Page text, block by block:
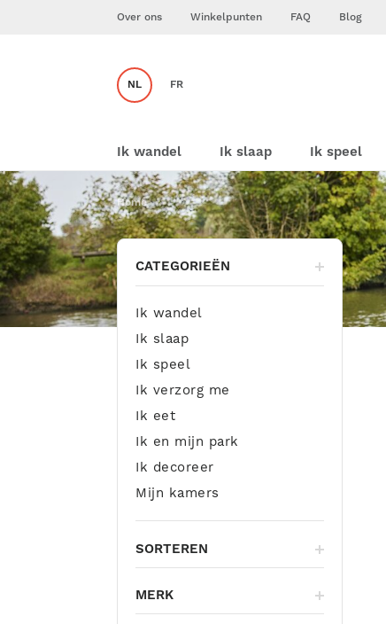
Over ons Winkelpunten FAQ Blog
NL FR
Ik wandel Ik slaap Ik speel
Home
CATEGORIEËN
Ik wandel
Ik slaap
Ik speel
Ik verzorg me
Ik eet
Ik en mijn park
Ik decoreer
Mijn kamers
SORTEREN
MERK